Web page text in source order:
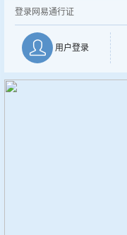
登录网易通行证
用户登录